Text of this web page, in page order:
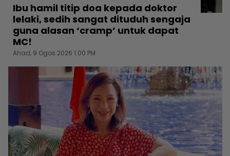
Ibu hamil titip doa kepada doktor
lelaki, sedih sangat dituduh sengaja
guna alasan ‘cramp’ untuk dapat
MC!
Ahad, 9 Ogos 2026 1:00 PM